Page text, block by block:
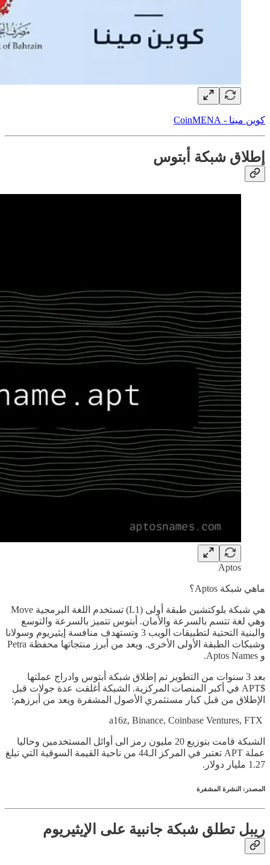
كوين مينا - CoinMENA
إطلاق شبكة أبتوس
Aptos
ماهي شبكة Aptos؟
هي شبكة بلوكتشين طبقة أولى (L1) تستخدم اللغة البرمجية Move
وهي لغة تتسم بالسرعة والأمان. أبتوس تتميز بالسرعة والتوسع
والبنية التحتية لتطبيقات الويب 3 وتستهدف منافسة إيثيريوم وسولانا
وشبكات الطبقة الأولى الأخرى. ويعد من أبرز منتجاتها محفظة Petra
و Aptos Names.
بعد 3 سنوات من التطوير تم إطلاق شبكة أبتوس وادراج عملتها
$APT في أكبر المنصات المركزية. الشبكة أغلقت عدة جولات قبل
الإطلاق من قبل كبار مستثمري الأصول المشفرة ويعد من أبرزهم:
الشبكة قامت بتوزيع 20 مليون رمز الى أوائل المستخدمين وحاليا
عملة APT تعتبر في المركز الـ44 من ناحية القيمة السوقية التي تبلغ
1.27 مليار دولار.
المصدر: النشرة المشفرة
ريبل تطلق شبكة جانبية على الإيثيريوم